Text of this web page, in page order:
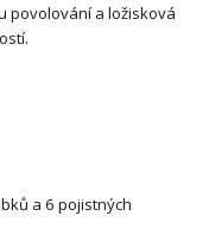
povolování a ložisková
a 6 pojistných